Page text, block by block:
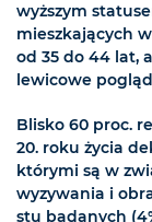
wyższym
mieszkających
od 35 do 44 lat,
lewicowe
Blisko 60 proc.
20. roku życia
którymi są w
wyzywania i
stu badanych